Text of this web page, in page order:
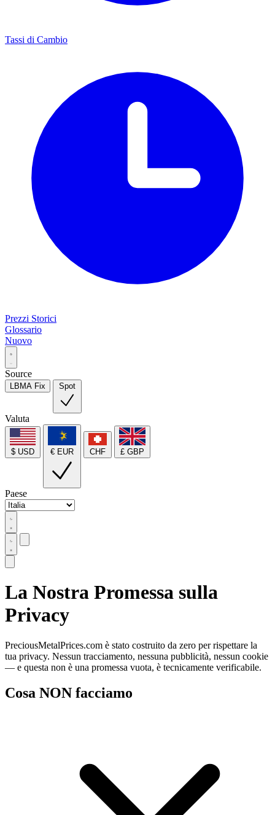
Tassi di Cambio
Prezzi Storici
Glossario
Nuovo
Source
LBMA Fix Spot
Valuta
$ USD € EUR CHF £ GBP
Paese
La Nostra Promessa sulla
Privacy
PreciousMetalPrices.com è stato costruito da zero per rispettare la
tua privacy. Nessun tracciamento, nessuna pubblicità, nessun cookie
— e questa non è una promessa vuota, è tecnicamente verificabile.
Cosa NON facciamo